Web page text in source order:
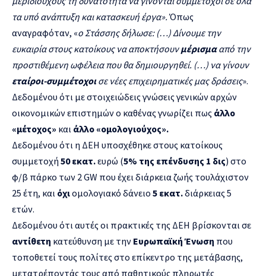
τα υπό ανάπτυξη και κατασκευή έργα». Όπως
αναγραφόταν, «ο Στάσσης δήλωσε: (…) Δίνουμε την
ευκαιρία στους κατοίκους να αποκτήσουνμέρισμααπό την
προστιθέμενη ωφέλεια που θα δημιουργηθεί. (…) να γίνουν
εταίροι-συμμέτοχοισε νέες επιχειρηματικές μας δράσεις».
Δεδομένου ότι με στοιχειώδεις γνώσεις γενικών αρχών
οικονομικών επιστημών ο καθένας γνωρίζει πως άλλο
«μέτοχος» και άλλο «ομολογιούχος».
Δεδομένου ότι η ΔΕΗ υποσχέθηκε στους κατοίκους
συμμετοχή 50 εκατ.ευρώ (5% της επένδυσης 1 δις) στο
φ/β πάρκο των 2 GW που έχει διάρκεια ζωής τουλάχιστον
25 έτη, και όχιομολογιακό δάνειο 5 εκατ.διάρκειας 5
ετών.
Δεδομένου ότι αυτές οι πρακτικές της ΔΕΗ βρίσκονται σε
αντίθετη κατεύθυνση με την Ευρωπαϊκή Ένωση που
τοποθετεί τους πολίτες στο επίκεντρο της μετάβασης,
μετατρέποντάς τους από παθητικούς πληρωτές